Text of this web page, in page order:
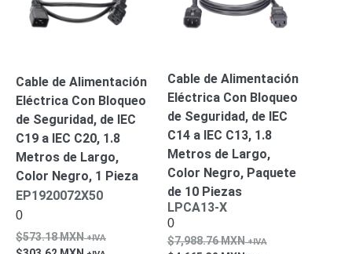
PoEPDUPlantas
de
AlcanceUPS
- No Break
Kits-
Sistemas
Completos
Megapixel
de 8
Cable de Alimentación
Eléctrica Con Bloqueo
de Seguridad, de IEC
C19 a IEC C20, 1.8
Metros de Largo,
Color Negro, 1 Pieza
EP1920072X50
0
573.18MXN
Cable de Alimentación
Eléctrica Con Bloqueo
de Seguridad, de IEC
C14 a IEC C13, 1.8
Metros de Largo,
Color Negro, Paquete
de 10 Piezas
LPCA13-X
0
7,988.76MXN